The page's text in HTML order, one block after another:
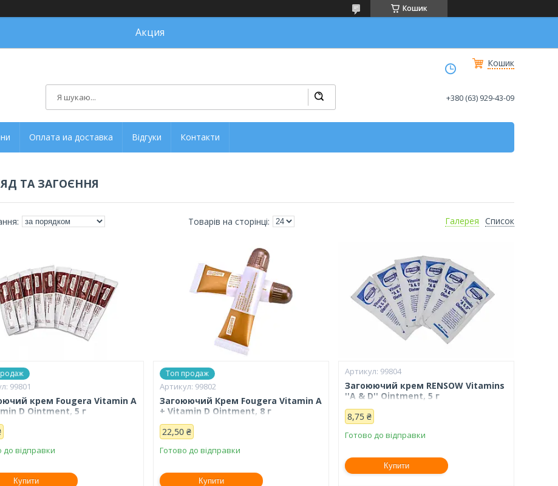
Кошик
Акция
Кошик
+380 (63) 929-43-09
Оплата иа доставка Відгуки Контакти
ТА ЗАГОЄННЯ
Галерея Список
99801
крем Fougera Vitamin A
D Ointment, 5 г
до відправки
Купити
Топ продаж
99802
Загоюючий Крем Fougera Vitamin A
+ Vitamin D Ointment, 8 г
22,50 ₴
Готово до відправки
Купити
99804
Загоюючий крем RENSOW Vitamins
''A & D'' Ointment, 5 г
8,75 ₴
Готово до відправки
Купити